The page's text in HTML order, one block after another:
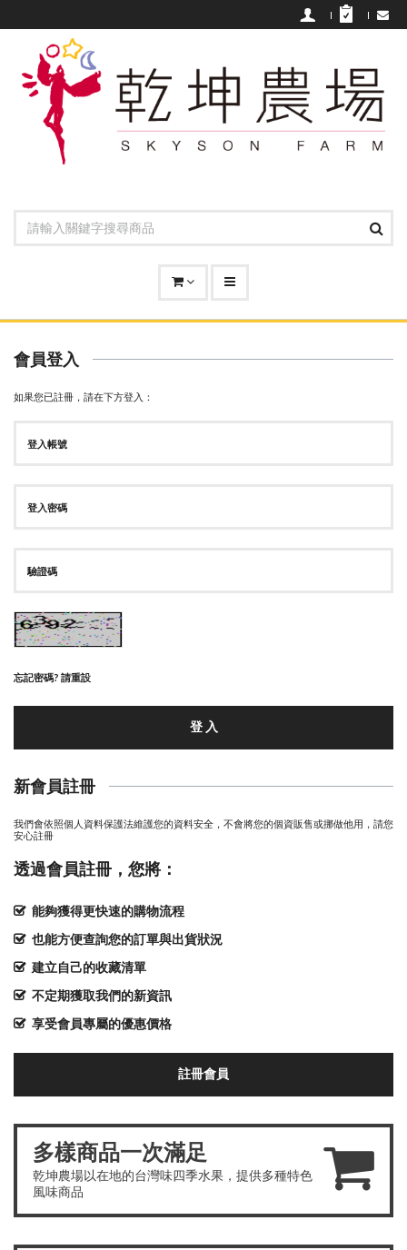
會員登入
如果您已註冊，請在下方登入：
忘記密碼? 請重設
登 入
新會員註冊
我們會依照個人資料保護法維護您的資料安全，不會將您的個資販售或挪做他用，請您
安心註冊
透過會員註冊，您將：
能夠獲得更快速的購物流程
也能方便查詢您的訂單與出貨狀況
建立自己的收藏清單
不定期獲取我們的新資訊
享受會員專屬的優惠價格
註冊會員
多樣商品一次滿足
乾坤農場以在地的台灣味四季水果，提供多種特色
風味商品